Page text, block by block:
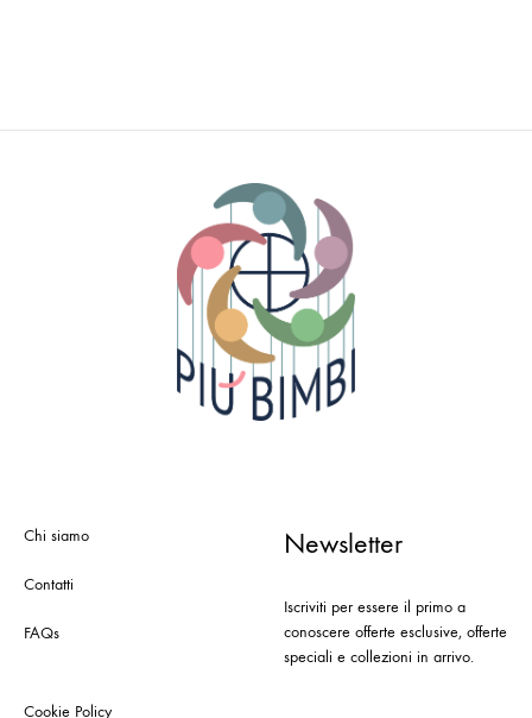
Chi siamo
Contatti
FAQs
Cookie Policy
Newsletter
Iscriviti per essere il primo a
conoscere offerte esclusive, offerte
speciali e collezioni in arrivo.